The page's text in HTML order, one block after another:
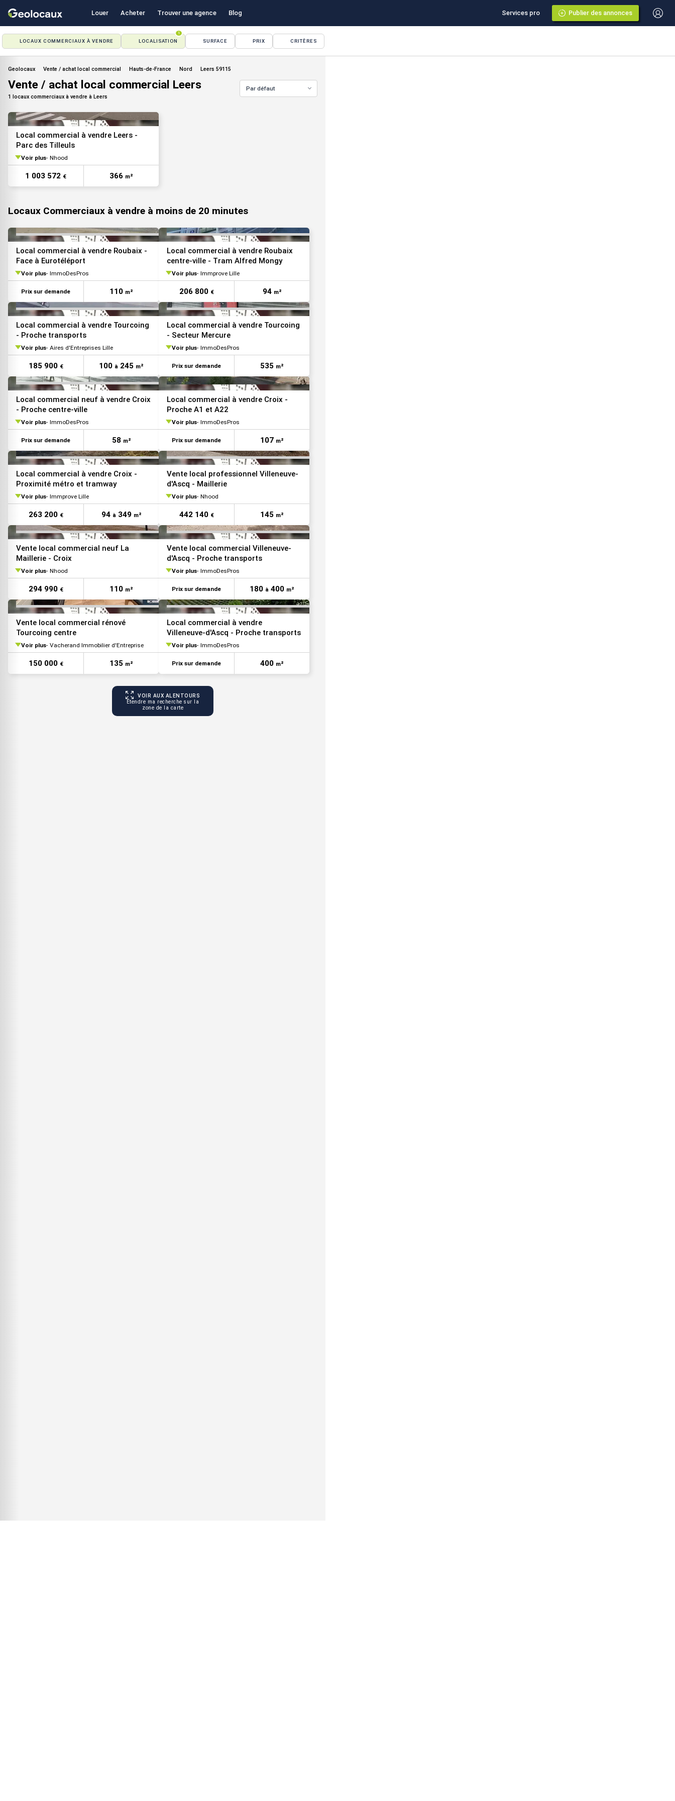
Louer Acheter Trouver une agence Blog Services pro Publier des annonces
LOCAUX COMMERCIAUX À VENDRE LOCALISATION
1
SURFACE PRIX CRITÈRES
Geolocaux Vente / achat local commercial Hauts-de-France Nord Leers 59115
Vente / achat local commercial Leers
1 locaux commerciaux à vendre à Leers
Par défaut
Local commercial à vendre Leers -
Parc des Tilleuls
Voir plus Nhood
1 003 572 € 366 m²
Locaux Commerciaux à vendre à moins de 20 minutes
VOIR TOUTES LES PHOTOS
Local commercial à vendre Roubaix -
Face à Eurotéléport
Voir plus ImmoDesPros
Prix sur demande 110 m²
Local commercial à vendre Roubaix
centre-ville - Tram Alfred Mongy
Voir plus Immprove Lille
206 800 € 94 m²
VOIR TOUTES LES PHOTOS
Local commercial à vendre Tourcoing
- Proche transports
Voir plus Aires d'Entreprises Lille
185 900 € 100 à 245 m²
VOIR TOUTES LES PHOTOS
Local commercial à vendre Tourcoing
- Secteur Mercure
Voir plus ImmoDesPros
Prix sur demande 535 m²
VOIR TOUTES LES PHOTOS
Local commercial neuf à vendre Croix
- Proche centre-ville
Voir plus ImmoDesPros
Prix sur demande 58 m²
Local commercial à vendre Croix -
Proche A1 et A22
Voir plus ImmoDesPros
Prix sur demande 107 m²
VOIR TOUTES LES PHOTOS
Local commercial à vendre Croix -
Proximité métro et tramway
Voir plus Immprove Lille
263 200 € 94 à349 m²
VOIR TOUTES LES PHOTOS
Vente local professionnel Villeneuve-
d'Ascq - Maillerie
Voir plus Nhood
442 140 € 145 m²
VOIR TOUTES LES PHOTOS
Vente local commercial neuf La
Maillerie - Croix
Voir plus Nhood
294 990 € 110 m²
VOIR TOUTES LES PHOTOS
Vente local commercial Villeneuve-
d'Ascq - Proche transports
Voir plus ImmoDesPros
Prix sur demande 180 à 400 m²
VOIR TOUTES LES PHOTOS
Vente local commercial rénové
Tourcoing centre
Voir plus Vacherand Immobilier d'Entreprise
150 000 € 135 m²
VOIR TOUTES LES PHOTOS
Local commercial à vendre
Villeneuve-d'Ascq - Proche transports
Voir plus ImmoDesPros
Prix sur demande 400 m²
VOIR AUX ALENTOURS
Étendre ma recherche sur la
zone de la carte